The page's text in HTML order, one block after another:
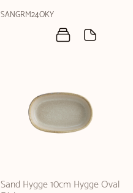
SANGRM24OKY
Sand Hygge 10cm Hygge Oval